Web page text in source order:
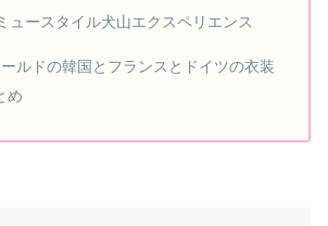
ュースタイル犬山エクスペリエンス
ルドの韓国とフランスとドイツの衣装
め